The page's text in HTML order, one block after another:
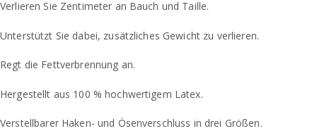
Verlieren Sie Zentimeter an Bauch und Taille.
Unterstützt Sie dabei, zusätzliches Gewicht zu verlieren.
Regt die Fettverbrennung an.
Hergestellt aus 100 % hochwertigem Latex.
Verstellbarer Haken- und Ösenverschluss in drei Größen.